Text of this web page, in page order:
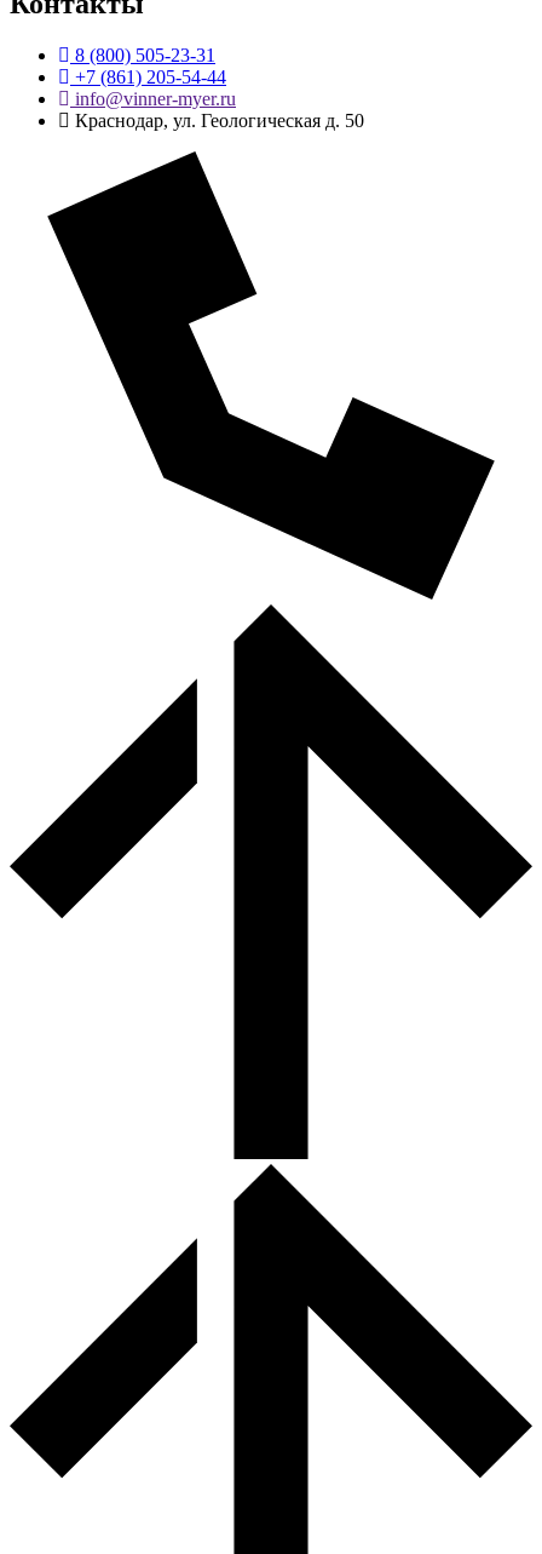
8 (800) 505-23-31
+7 (861) 205-54-44
info@vinner-myer.ru
Краснодар, ул. Геологическая д. 50